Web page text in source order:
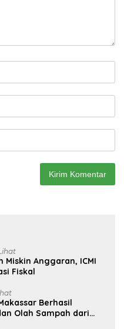
Miskin Anggaran, ICMI
Fiskal
Berhasil
Olah Sampah dari